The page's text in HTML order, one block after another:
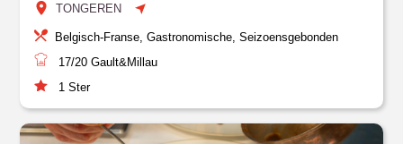
TONGEREN
Belgisch-Franse, Gastronomische, Seizoensgebonden
17/20 Gault&Millau
1 Ster